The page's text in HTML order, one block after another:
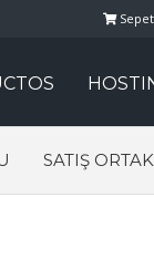
SATIŞ